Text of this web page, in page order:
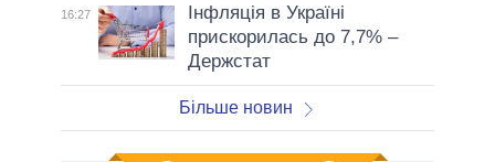
16:27
Інфляція в Україні
прискорилась до 7,7% –
Держстат
Більше новин